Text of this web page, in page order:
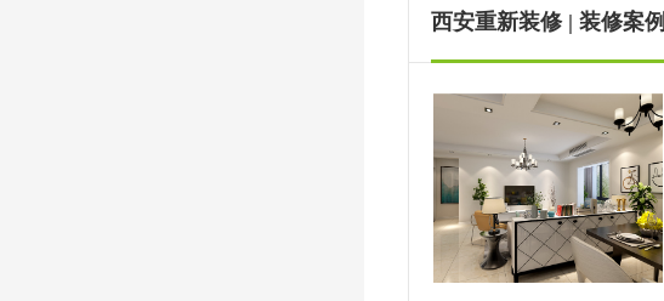
西安重新装修 | 装修案例